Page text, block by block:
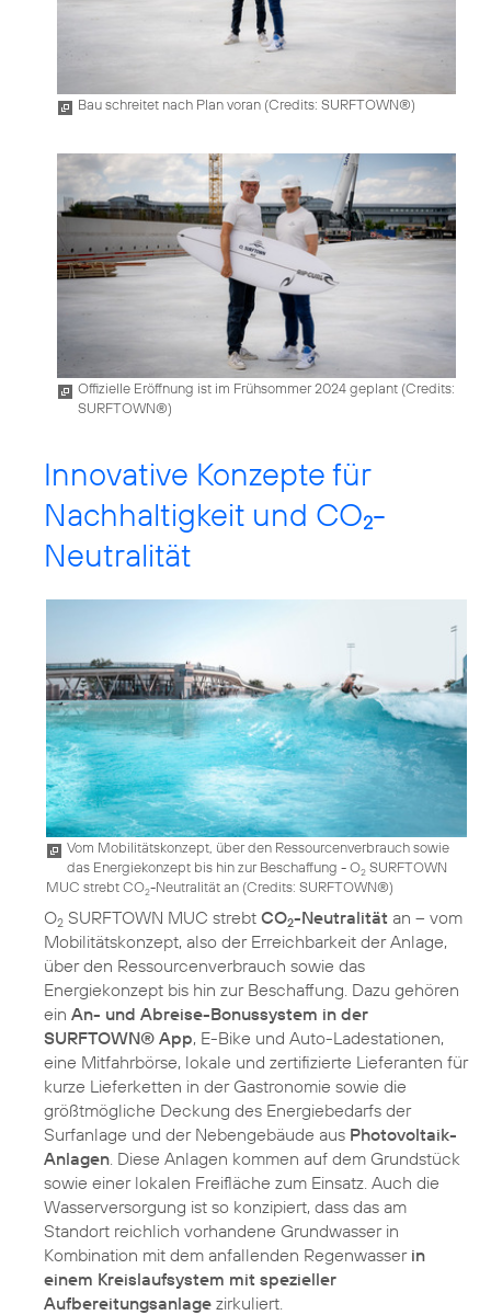
Bau schreitet nach Plan voran (Credits: SURFTOWN®)
Offizielle Eröffnung ist im Frühsommer 2024 geplant (Credits:
SURFTOWN®)
Innovative Konzepte für
Nachhaltigkeit und CO2-
Neutralität
Vom Mobilitätskonzept, über den Ressourcenverbrauch sowie
das Energiekonzept bis hin zur Beschaffung - O2 SURFTOWN
MUC strebt CO2-Neutralität an (Credits: SURFTOWN®)
O2 SURFTOWN MUC strebt CO2-Neutralität an – vom
Mobilitätskonzept, also der Erreichbarkeit der Anlage,
über den Ressourcenverbrauch sowie das
Energiekonzept bis hin zur Beschaffung. Dazu gehören
ein An- und Abreise-Bonussystem in der
SURFTOWN® App, E-Bike und Auto-Ladestationen,
eine Mitfahrbörse, lokale und zertifizierte Lieferanten für
kurze Lieferketten in der Gastronomie sowie die
größtmögliche Deckung des Energiebedarfs der
Surfanlage und der Nebengebäude aus Photovoltaik-
Anlagen . Diese Anlagen kommen auf dem Grundstück
sowie einer lokalen Freifläche zum Einsatz. Auch die
Wasserversorgung ist so konzipiert, dass das am
Standort reichlich vorhandene Grundwasser in
Kombination mit dem anfallenden Regenwasser in
einem Kreislaufsystem mit spezieller
Aufbereitungsanlage zirkuliert.